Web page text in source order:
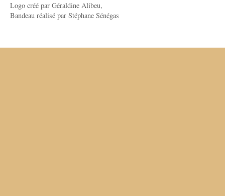
Logo créé par Géraldine Alibeu,
Bandeau réalisé par Stéphane Sénégas